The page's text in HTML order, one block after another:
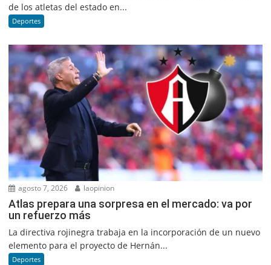
de los atletas del estado en...
Deportes
agosto 7, 2026 laopinion
Atlas prepara una sorpresa en el mercado: va por
un refuerzo más
La directiva rojinegra trabaja en la incorporación de un nuevo
elemento para el proyecto de Hernán...
Deportes